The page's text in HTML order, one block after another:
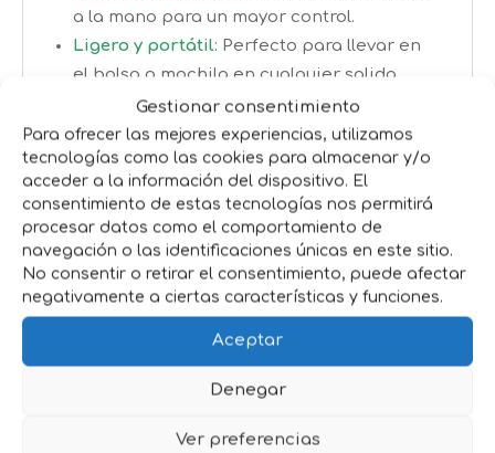
Gestionar consentimiento
Para ofrecer las mejores experiencias, utilizamos
tecnologías como las cookies para almacenar y/o
acceder a la información del dispositivo. El
consentimiento de estas tecnologías nos permitirá
procesar datos como el comportamiento de
navegación o las identificaciones únicas en este sitio.
No consentir o retirar el consentimiento, puede afectar
negativamente a ciertas características y funciones.
Aceptar
Denegar
Ver preferencias
a la mano para un mayor control.
Ligero y portátil: Perfecto para llevar en
el bolso o mochila en cualquier salida.
Beneficios:
Especial para perros pequeños:Cortes
precisos en uñas delicadas sin causar
molestias.
Ahorra tiempo y dinero:Realiza el corte
en casa con total seguridad.
: El proceso es
rápido, silencioso y no invasivo.
Fácil de usaren cualquier momento: Ideal
tanto para uso doméstico como en viajes.